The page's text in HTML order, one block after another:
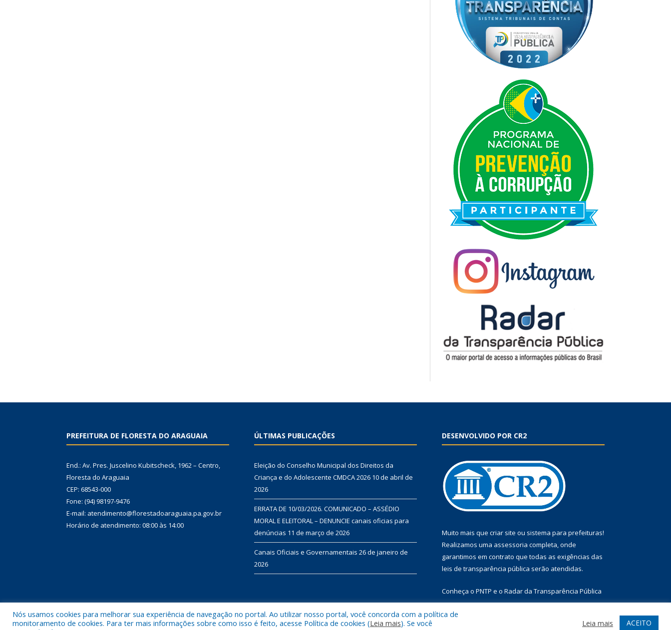
PREFEITURA DE FLORESTA DO ARAGUAIA
End.: Av. Pres. Juscelino Kubitscheck, 1962 – Centro,
Floresta do Araguaia
CEP: 68543-000
Fone: (94) 98197-9476
E-mail: atendimento@florestadoaraguaia.pa.gov.br
Horário de atendimento: 08:00 às 14:00
ÚLTIMAS PUBLICAÇÕES
Eleição do Conselho Municipal dos Direitos da
Criança e do Adolescente CMDCA 2026 10 de abril de
2026
ERRATA DE 10/03/2026. COMUNICADO – ASSÉDIO
MORAL E ELEITORAL – DENUNCIE canais oficias para
denúncias 11 de março de 2026
Canais Oficiais e Governamentais 26 de janeiro de
2026
DESENVOLVIDO POR CR2
Muito mais que criar site ou sistema para prefeituras!
Realizamos uma assessoria completa, onde
garantimos em contrato que todas as exigências das
leis de transparência pública serão atendidas.
Conheça o PNTP e o Radar da Transparência Pública
Nós usamos cookies para melhorar sua experiência de navegação no portal. Ao utilizar nosso portal, você concorda com a política de
monitoramento de cookies. Para ter mais informações sobre como isso é feito, acesse Política de cookies (Leia mais). Se você
Leia mais ACEITO